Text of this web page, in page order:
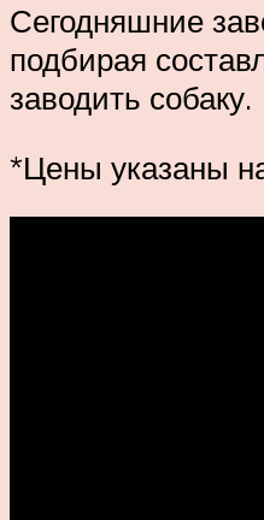
Сегодняшние
подбирая
заводить собаку.
*Цены указаны